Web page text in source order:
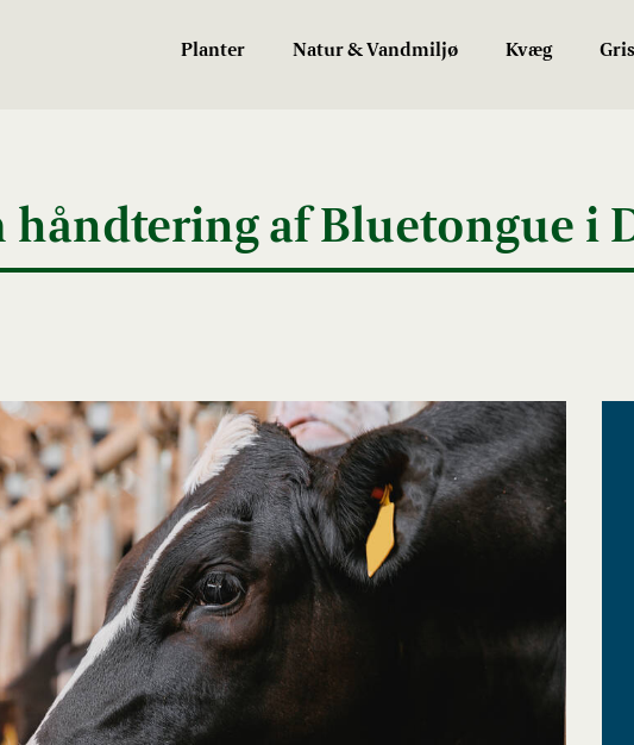
Planter Natur & Vandmiljø Kvæg Gris
af Bluetongue i